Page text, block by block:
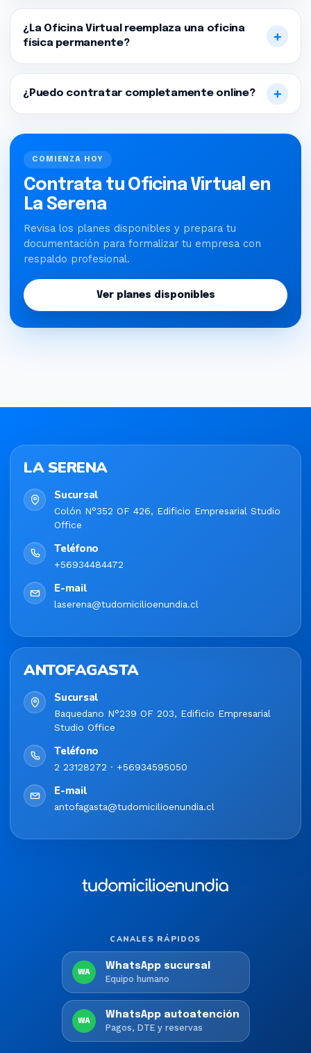
¿La Oficina Virtual reemplaza una oficina
física permanente?
¿Puedo contratar completamente online?
COMIENZA HOY
Contrata tu Oficina Virtual en
La Serena
Revisa los planes disponibles y prepara tu
documentación para formalizar tu empresa con
respaldo profesional.
Ver planes disponibles
LA SERENA
Sucursal
Colón N°352 OF 426, Edificio Empresarial Studio
Office
Teléfono
+56934484472
E-mail
laserena@tudomicilioenundia.cl
ANTOFAGASTA
Sucursal
Baquedano N°239 OF 203, Edificio Empresarial
Studio Office
Teléfono
2 23128272 · +56934595050
E-mail
antofagasta@tudomicilioenundia.cl
CANALES RÁPIDOS
WA
WhatsApp sucursal
Equipo humano
WA
WhatsApp autoatención
Pagos, DTE y reservas